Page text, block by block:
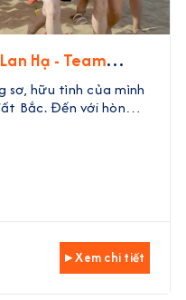
Hạ - Team
sơ, hữu tình của mình
Bắc. Đến với hòn
phá những điểm
động vui chơi giả
▸ Xem chi tiết